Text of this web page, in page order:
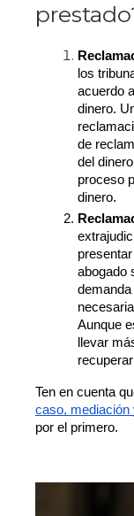
los
acuerdo
dinero.
de
del
proceso
dinero.
abogado
Aunque
llevar
Ten en cuenta
caso, mediación
por el primero.